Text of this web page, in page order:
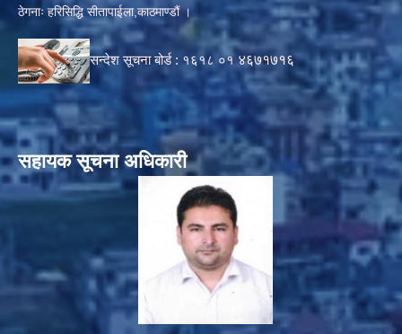
ठेगनाः हरिसिद्धि सीतापाईला,काठमाण्डौं ।
सन्देश सूचना बोर्ड : १६१८ ०१४६७१७१६
सहायक सूचना अधिकारी